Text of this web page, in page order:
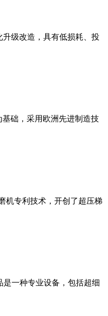
级改造，具有低损耗、投
础，采用欧洲先进制造技
机专利技术，开创了超压梯
一种专业设备，包括超细